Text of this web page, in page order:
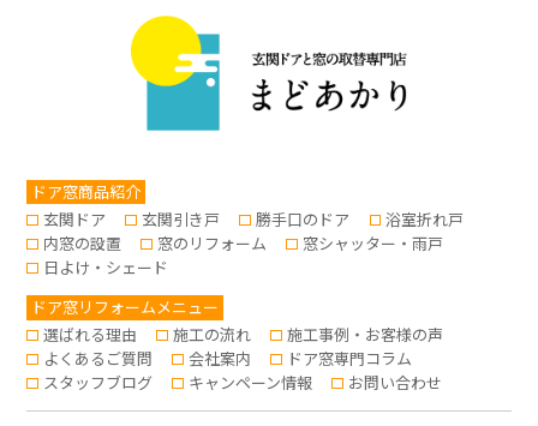
ドア窓商品紹介
玄関ドア
玄関引き戸 勝手口のドア
浴室折れ戸
内窓の設置
窓のリフォーム
窓シャッター・雨戸
日よけ・シェード
ドア窓リフォームメニュー
選ばれる理由
施工の流れ
施工事例・お客様の声
よくあるご質問
会社案内
ドア窓専門コラム
スタッフブログ
キャンペーン情報 お問い合わせ